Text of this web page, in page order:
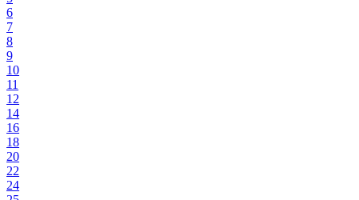
6
7
8
9
10
11
12
14
16
18
20
22
24